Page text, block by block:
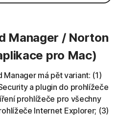
Manager / Norton
pro Mac)
má pět variant: (1)
a plugin do prohlížeče
prohlížeče pro všechny
Internet Explorer; (3)